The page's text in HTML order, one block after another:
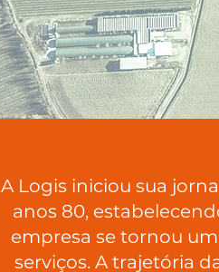
A Logis iniciou sua
anos 80,
empresa se tornou
serviços. A trajetória